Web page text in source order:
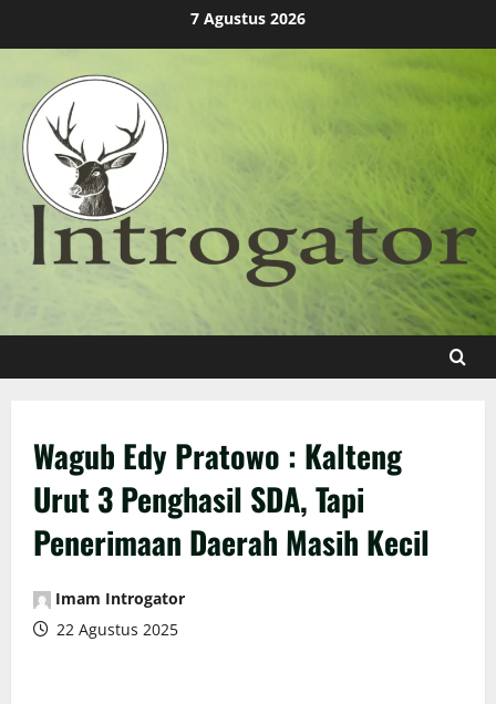
7 Agustus 2026
Wagub Edy Pratowo : Kalteng
Urut 3 Penghasil SDA, Tapi
Penerimaan Daerah Masih Kecil
Imam Introgator
22 Agustus 2025